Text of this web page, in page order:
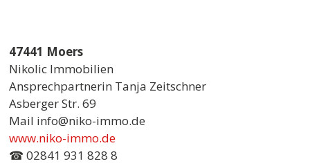
47441 Moers
Nikolic Immobilien
Ansprechpartnerin Tanja Zeitschner
Asberger Str. 69
Mail info@niko-immo.de
www.niko-immo.de
☎ 02841 931 828 8